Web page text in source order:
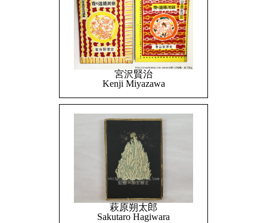
宮沢賢治
Kenji Miyazawa
萩原朔太郎
Sakutaro Hagiwara